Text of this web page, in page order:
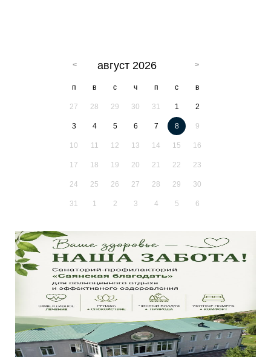
август 2026
п в с ч п с в
27 28 29 30 31 1 2
3 4 5 6 7 8 9
10 11 12 13 14 15 16
17 18 19 20 21 22 23
24 25 26 27 28 29 30
31 1 2 3 4 5 6